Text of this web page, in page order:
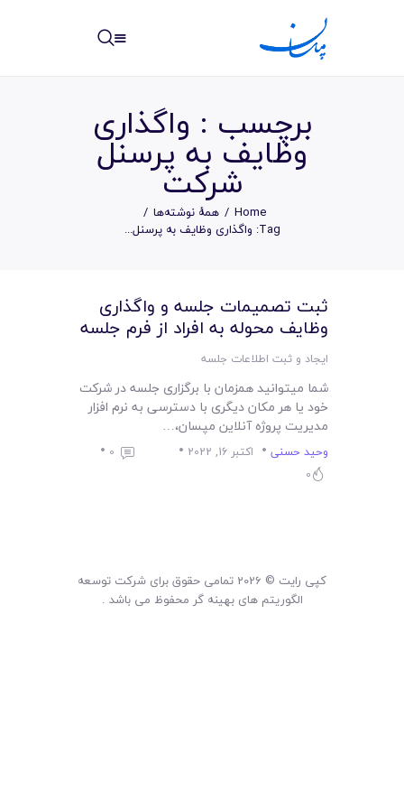
برچسب : واگذاری
وظایف به پرسنل
شرکت
Home
همهٔ نوشته‌ها
Tag: واگذاری وظایف به پرسنل...
خانه
نوشته ها
امکانات
سیستم ها
لیست قیمت محصولات
ثبت تصمیمات جلسه و واگذاری
وظایف محوله به افراد از فرم جلسه
ایجاد و ثبت اطلاعات جلسه
شما میتوانید همزمان با برگزاری جلسه در شرکت
خود یا هر مکان دیگری با دسترسی به نرم افزار
مدیریت پروژه آنلاین مپسان،…
وحید حسنی اکتبر 16, 2022
0
0
کپی رایت © 2026 تمامی حقوق برای شرکت توسعه
الگوریتم های بهینه گر محفوظ می باشد .